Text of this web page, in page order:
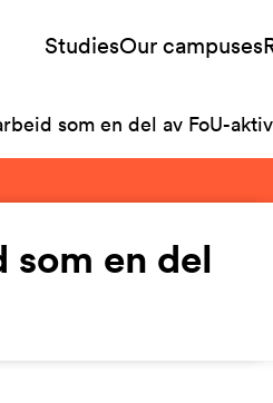
StudiesOur campuses
som en del av FoU-
en del